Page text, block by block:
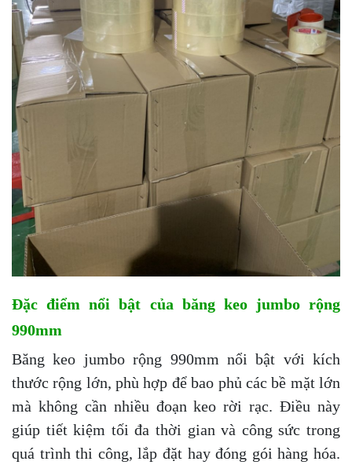
Đặc điểm nổi bật của băng keo jumbo rộng
990mm
Băng keo jumbo rộng 990mm nổi bật với kích
thước rộng lớn, phù hợp để bao phủ các bề mặt lớn
mà không cần nhiều đoạn keo rời rạc. Điều này
giúp tiết kiệm tối đa thời gian và công sức trong
quá trình thi công, lắp đặt hay đóng gói hàng hóa.